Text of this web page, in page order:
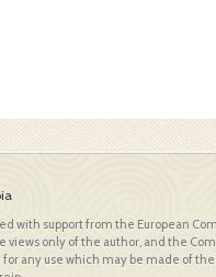
with support from the European
views only of the author, and the
any use which may be made of the